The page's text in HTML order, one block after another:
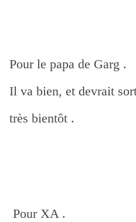
Pour le papa de Garg .
Il va bien, et devrait
très bientôt .
Pour XA .